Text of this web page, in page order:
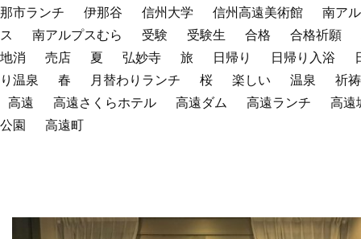
那市ランチ
伊那谷 信州大学 信州高遠美術館
南ア
ス
南アルプスむら 受験 受験生 合格
合格祈願
地消
売店 夏 弘妙寺 旅 日帰り 日帰り入浴
り温泉
春 月替わりランチ 桜 楽しい 温泉
祈祷
高遠
高遠さくらホテル 高遠ダム 高遠ランチ
高遠
公園
高遠町